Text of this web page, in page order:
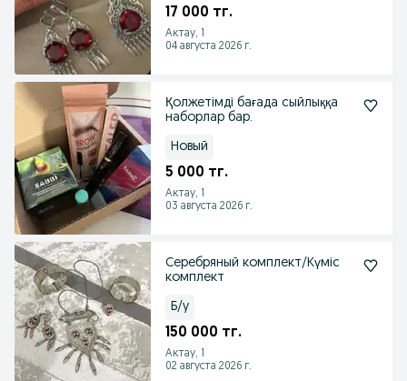
17 000 тг.
Актау, 1
04 августа 2026 г.
Қолжетімді бағада сыйлыққа
наборлар бар.
Новый
5 000 тг.
Актау, 1
03 августа 2026 г.
Серебряный комплект/Күміс
комплект
Б/у
150 000 тг.
Актау, 1
02 августа 2026 г.